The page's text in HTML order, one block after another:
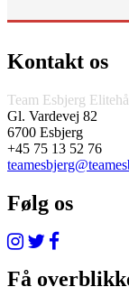
Kontakt os
Team Esbjerg
Gl. Vardevej 82
6700 Esbjerg
+45 75 13 52 76
Følg os
Få